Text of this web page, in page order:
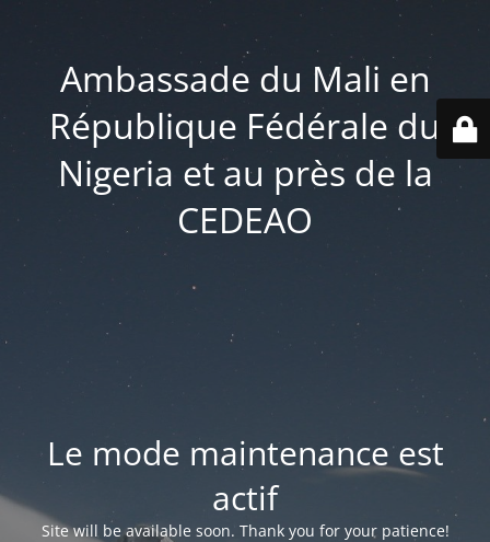
Ambassade du Mali en
République Fédérale du
Nigeria et au près de la
CEDEAO
Le mode maintenance est
actif
Site will be available soon. Thank you for your patience!